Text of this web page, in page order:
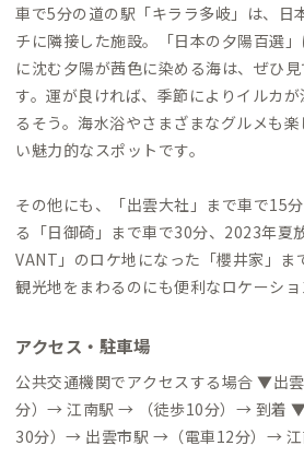
車で5分の道の駅「キララ多岐」は、日
チに隣接した施設。「日本の夕陽百選
に沈む夕陽が茜色に染める海は、ぜひ
す。運が良ければ、季節によりイルカ
るそう。海水浴やさまざまなグルメも
い魅力的なスポットです。
その他にも、「出雲大社」まで車で15
る「日御碕」まで車で30分、2023年夏
VANT」のロケ地になった「櫻井家」ま
観光地をまわるのにも便利なロケーショ
アクセス・駐車場
公共交通機関でアクセスする場合 ▼出
分）→ 江南駅 → （徒歩10分）→ 到着
30分）→ 出雲市駅 →（電車12分）→